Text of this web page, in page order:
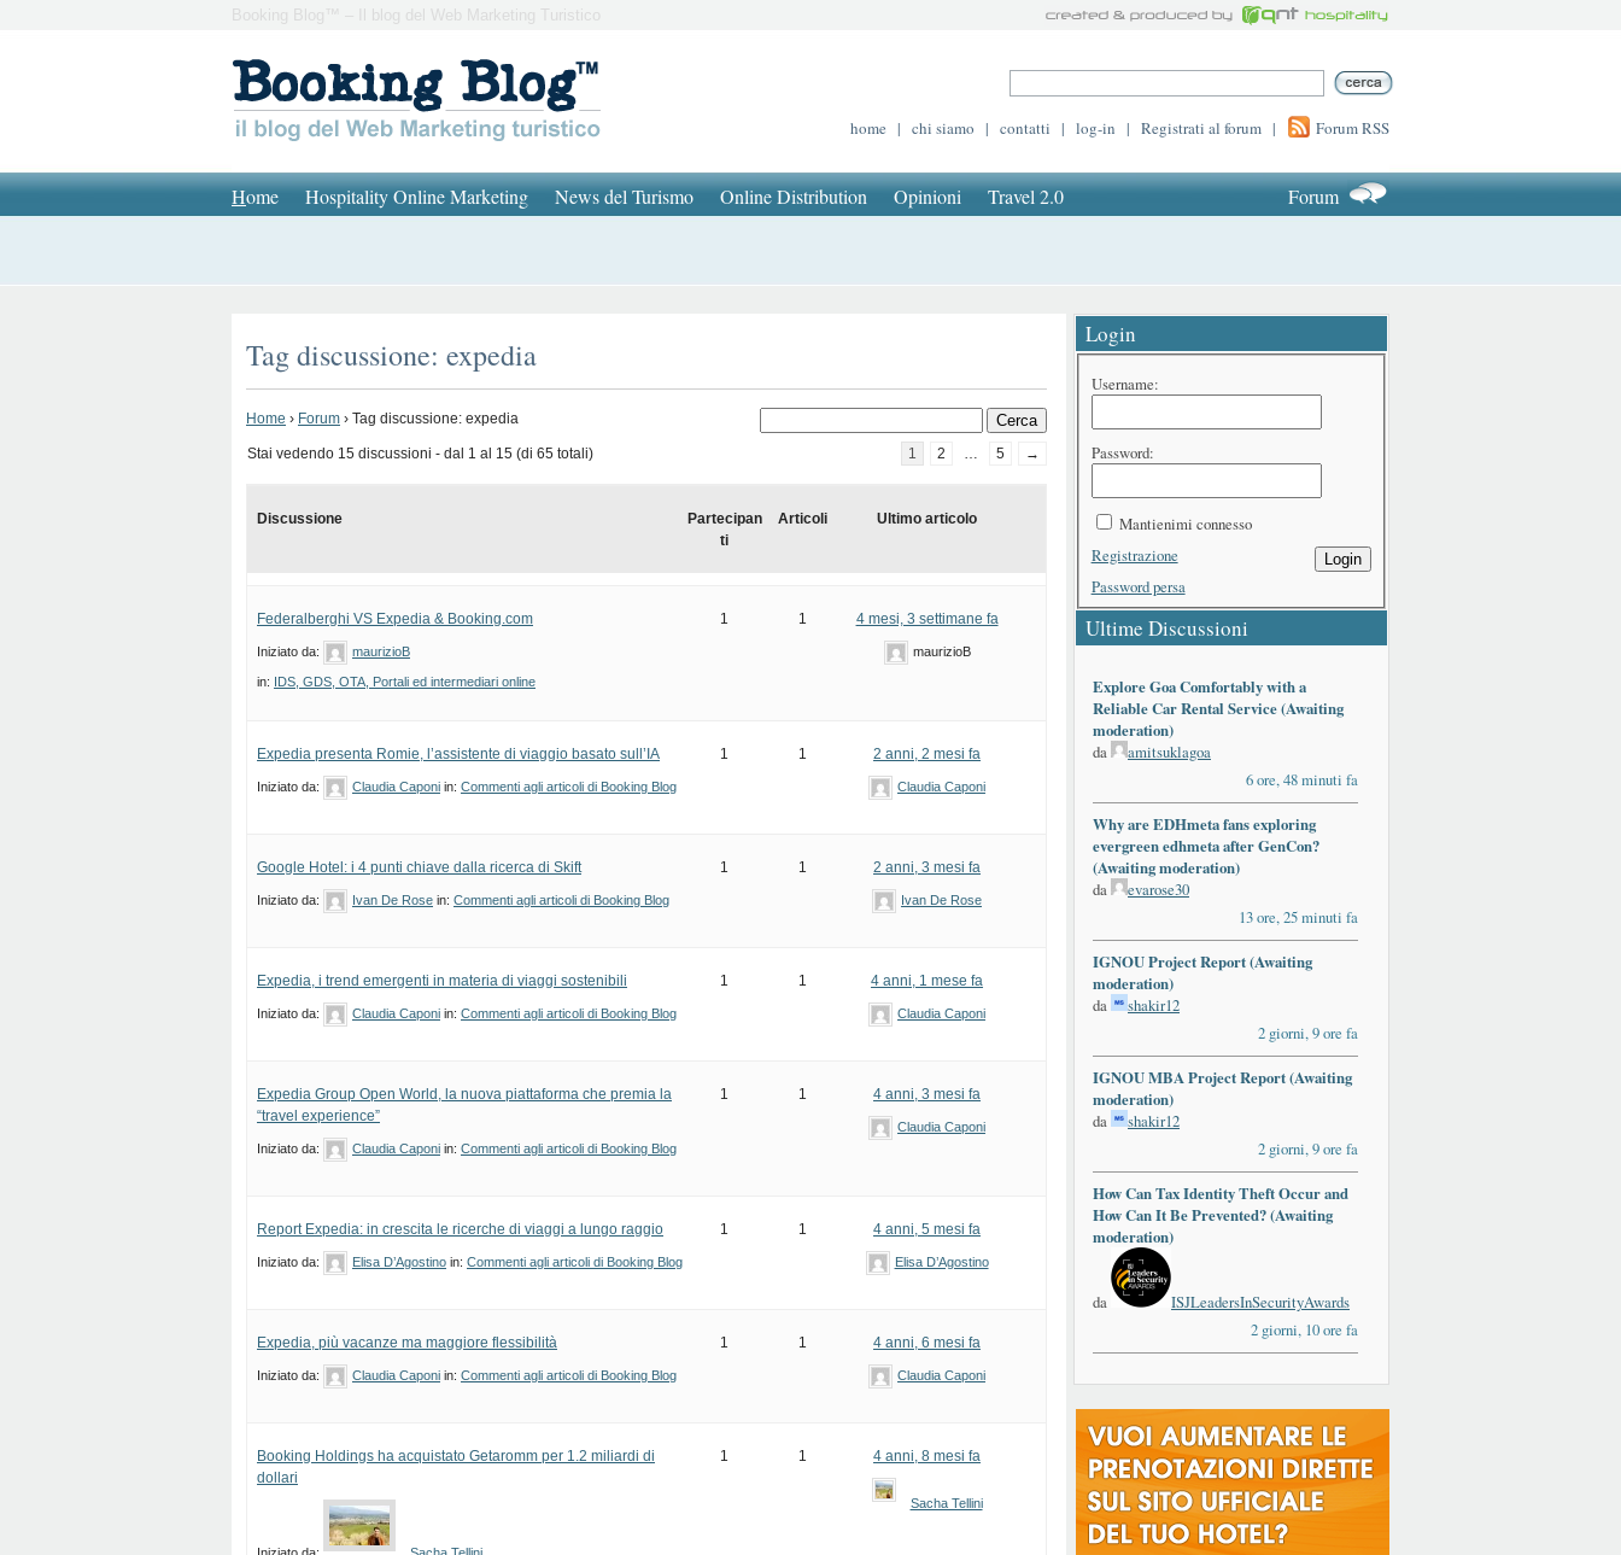
Booking Blog™ – Il blog del Web Marketing Turistico
home | chi siamo | contatti | log-in | Registrati al forum | Forum RSS
Home Hospitality Online Marketing News del Turismo Online Distribution Opinioni Travel 2.0 Forum
Tag discussione: expedia
Home › Forum › Tag discussione: expedia
Stai vedendo 15 discussioni - dal 1 al 15 (di 65 totali) 1 2 … 5 →
Discussione
Partecipan
ti
Articoli Ultimo articolo
Federalberghi VS Expedia & Booking.com
Iniziato da: maurizioB
in: IDS, GDS, OTA, Portali ed intermediari online
1 1 4 mesi, 3 settimane fa
maurizioB
Expedia presenta Romie, l’assistente di viaggio basato sull’IA
Iniziato da: Claudia Caponi in: Commenti agli articoli di Booking Blog
1 1 2 anni, 2 mesi fa
Claudia Caponi
Google Hotel: i 4 punti chiave dalla ricerca di Skift
Iniziato da: Ivan De Rose in: Commenti agli articoli di Booking Blog
1 1 2 anni, 3 mesi fa
Ivan De Rose
Expedia, i trend emergenti in materia di viaggi sostenibili
Iniziato da: Claudia Caponi in: Commenti agli articoli di Booking Blog
1 1 4 anni, 1 mese fa
Claudia Caponi
Expedia Group Open World, la nuova piattaforma che premia la
“travel experience”
Iniziato da: Claudia Caponi in: Commenti agli articoli di Booking Blog
1 1 4 anni, 3 mesi fa
Claudia Caponi
Report Expedia: in crescita le ricerche di viaggi a lungo raggio
Iniziato da: Elisa D’Agostino in: Commenti agli articoli di Booking Blog
1 1 4 anni, 5 mesi fa
Elisa D’Agostino
Expedia, più vacanze ma maggiore flessibilità
Iniziato da: Claudia Caponi in: Commenti agli articoli di Booking Blog
1 1 4 anni, 6 mesi fa
Claudia Caponi
Booking Holdings ha acquistato Getaromm per 1.2 miliardi di
dollari
1 1 4 anni, 8 mesi fa
Sacha Tellini
Login
Username:
Password:
Mantienimi connesso
Login
Registrazione
Password persa
Ultime Discussioni
Explore Goa Comfortably with a
Reliable Car Rental Service (Awaiting
moderation)
da
amitsuklagoa
6 ore, 48 minuti fa
Why are EDHmeta fans exploring
evergreen edhmeta after GenCon?
(Awaiting moderation)
da
evarose30
13 ore, 25 minuti fa
IGNOU Project Report (Awaiting
moderation)
da
shakir12
2 giorni, 9 ore fa
IGNOU MBA Project Report (Awaiting
moderation)
da
shakir12
2 giorni, 9 ore fa
How Can Tax Identity Theft Occur and
How Can It Be Prevented? (Awaiting
moderation)
da
ISJLeadersInSecurityAwards
2 giorni, 10 ore fa